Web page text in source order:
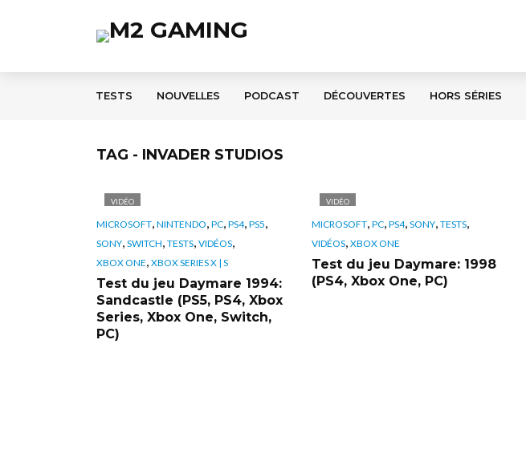
TESTS NOUVELLES PODCAST DÉCOUVERTES HORS SÉRIES
TAG - INVADER STUDIOS
VIDÉO
MICROSOFT, NINTENDO, PC, PS4, PS5,
SONY, SWITCH, TESTS, VIDÉOS,
XBOX ONE, XBOX SERIES X | S
Test du jeu Daymare 1994:
Sandcastle (PS5, PS4, Xbox
Series, Xbox One, Switch,
PC)
VIDÉO
MICROSOFT, PC, PS4, SONY, TESTS,
VIDÉOS, XBOX ONE
Test du jeu Daymare: 1998
(PS4, Xbox One, PC)